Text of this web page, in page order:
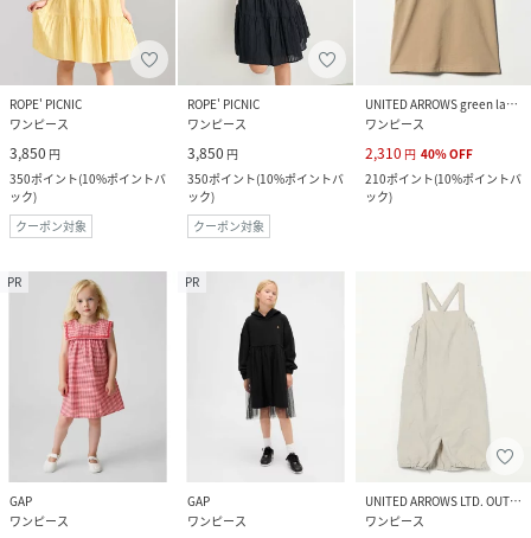
ROPE' PICNIC
ワンピース
3,850 円
350ポイント(10%ポイントバ
ック)
クーポン対象
ROPE' PICNIC
ワンピース
3,850 円
350ポイント(10%ポイントバ
ック)
クーポン対象
UNITED ARROWS green label relaxing
ワンピース
2,310 円 40%OFF
210ポイント(10%ポイントバ
ック)
PR
GAP
ワンピース
PR
GAP
ワンピース
UNITED ARROWS LTD. OUTLET
ワンピース